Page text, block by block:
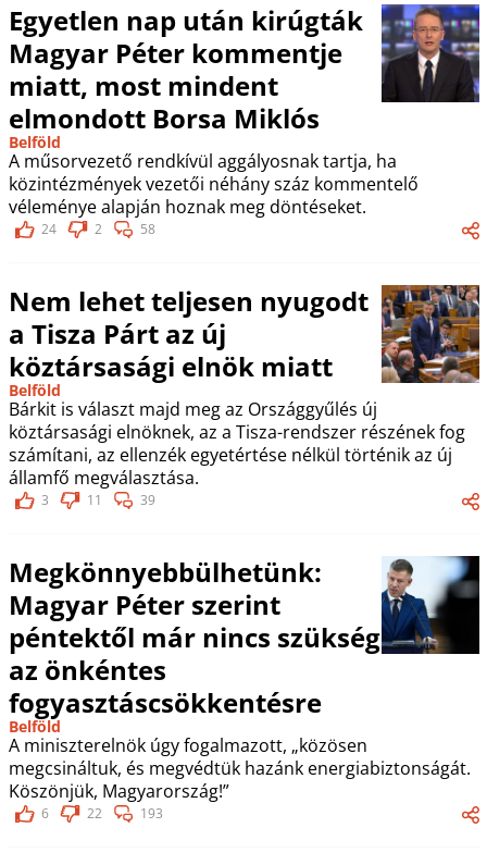
Egyetlen nap után kirúgták
Magyar Péter kommentje
miatt, most mindent
elmondott Borsa Miklós
Belföld
A műsorvezető rendkívül aggályosnak tartja, ha
közintézmények vezetői néhány száz kommentelő
véleménye alapján hoznak meg döntéseket.
24 2 58
Nem lehet teljesen nyugodt
a Tisza Párt az új
köztársasági elnök miatt
Belföld
Bárkit is választ majd meg az Országgyűlés új
köztársasági elnöknek, az a Tisza-rendszer részének fog
számítani, az ellenzék egyetértése nélkül történik az új
államfő megválasztása.
3 11 39
Megkönnyebbülhetünk:
Magyar Péter szerint
péntektől már nincs szükség
az önkéntes
fogyasztáscsökkentésre
Belföld
A miniszterelnök úgy fogalmazott, „közösen
megcsináltuk, és megvédtük hazánk energiabiztonságát.
Köszönjük, Magyarország!”
6 22 193